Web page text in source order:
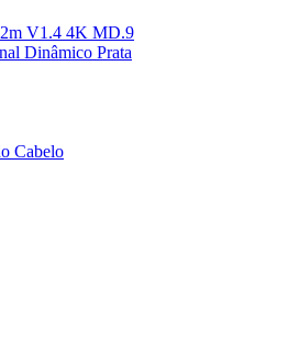
V1.4 4K MD.9
Dinâmico Prata
Cabelo